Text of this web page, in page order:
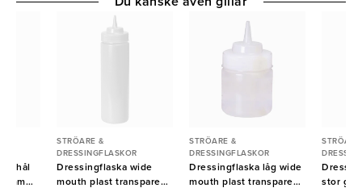
hål
STRÖARE &
DRESSINGFLASKOR
Dressingflaska wide
mouth plast transparent
STRÖARE &
DRESSINGFLASKOR
Dressingflaska låg wide
mouth plast transparent
stor gul